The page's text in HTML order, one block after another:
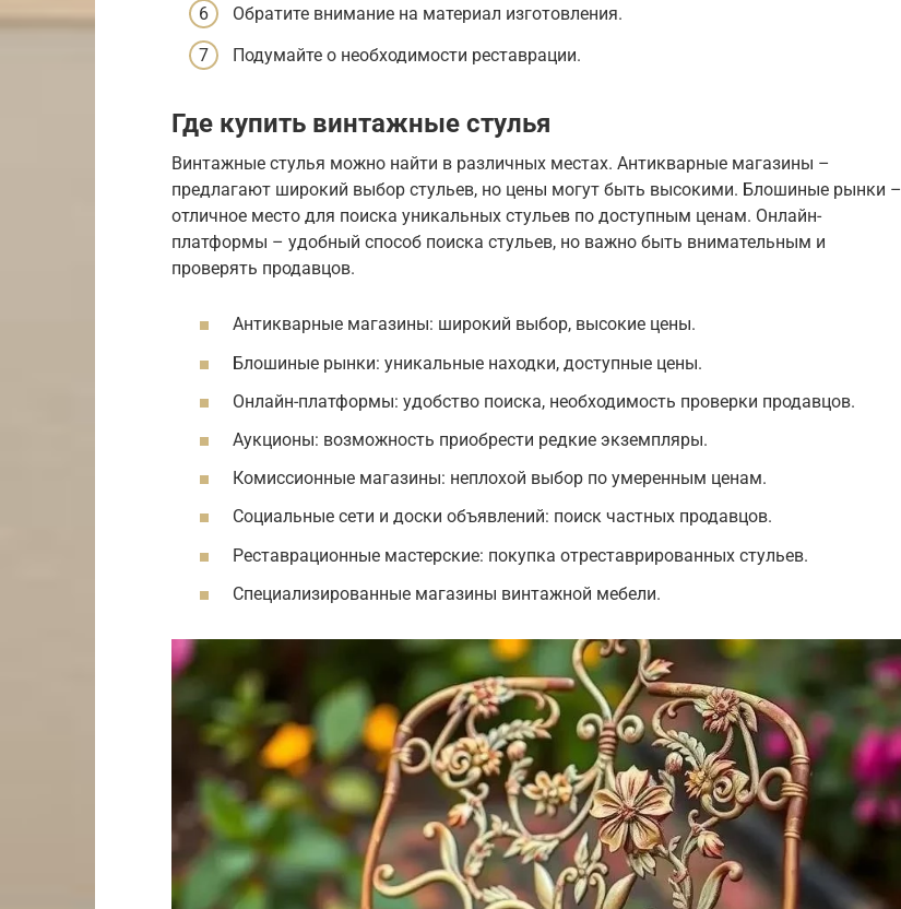
Обратите внимание на материал изготовления.
Подумайте о необходимости реставрации.
Где купить винтажные стулья
Винтажные стулья можно найти в различных местах. Антикварные магазины –
предлагают широкий выбор стульев, но цены могут быть высокими. Блошиные рынки –
отличное место для поиска уникальных стульев по доступным ценам. Онлайн-
платформы – удобный способ поиска стульев, но важно быть внимательным и
проверять продавцов.
Антикварные магазины: широкий выбор, высокие цены.
Блошиные рынки: уникальные находки, доступные цены.
Онлайн-платформы: удобство поиска, необходимость проверки продавцов.
Аукционы: возможность приобрести редкие экземпляры.
Комиссионные магазины: неплохой выбор по умеренным ценам.
Социальные сети и доски объявлений: поиск частных продавцов.
Реставрационные мастерские: покупка отреставрированных стульев.
Специализированные магазины винтажной мебели.